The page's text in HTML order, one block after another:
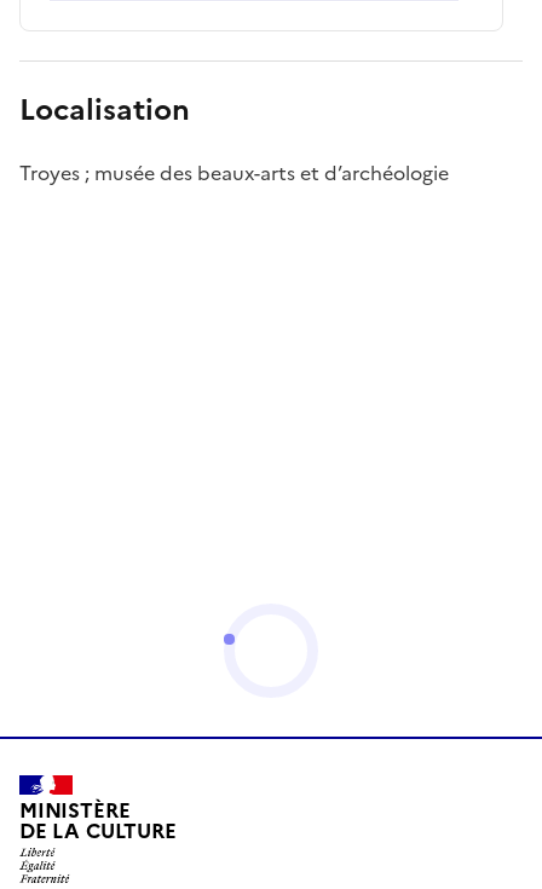
Localisation
Troyes ; musée des beaux-arts et d’archéologie
MINISTÈRE
DE LA CULTURE